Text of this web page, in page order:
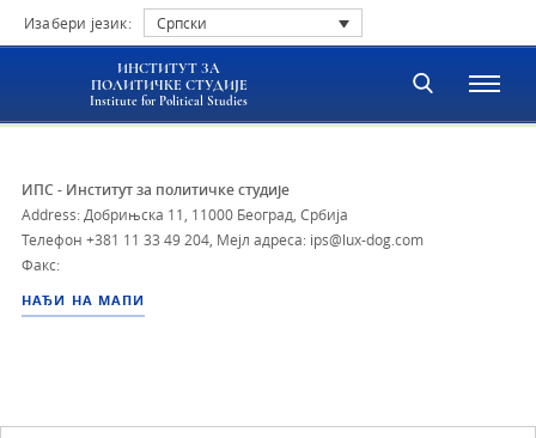
Изабери језик: Српски
ИНСТИТУТ ЗА
ПОЛИТИЧКЕ СТУДИЈЕ
Institute for Political Studies
ИПС - Институт за политичке студије
Address: Добрињска 11, 11000 Београд, Србија
Телефон +381 11 33 49 204 Мејл адреса: ips@lux-dog.com
Факс:
НАЂИ НА МАПИ